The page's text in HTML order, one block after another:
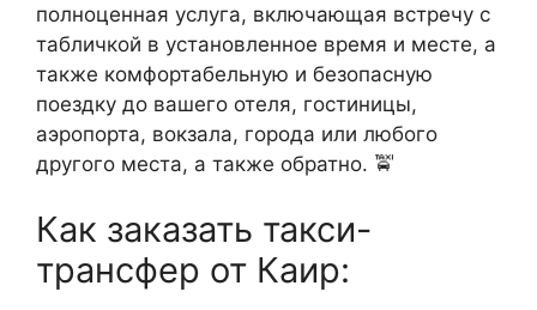
полноценная услуга, включающая встречу с
табличкой в установленное время и месте, а
также комфортабельную и безопасную
поездку до вашего отеля, гостиницы,
аэропорта, вокзала, города или любого
другого места, а также обратно. 🚖
Как заказать такси-
трансфер от Каир: